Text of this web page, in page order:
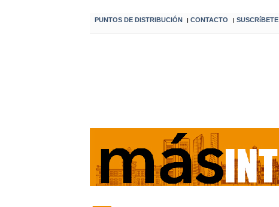
PUNTOS DE DISTRIBUCIÓN I CONTACTO I SUSCRíBETE